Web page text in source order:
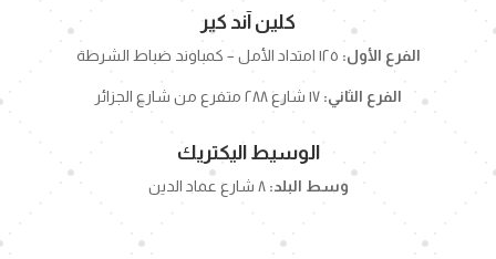
كلين آند كير
الفرع الأول:
الفرع الثاني:
الوسيط اليكتريك
وسط البلد: ٨ شارع عماد الدين